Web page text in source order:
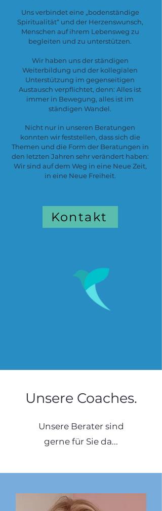
Uns verbindet eine „bodenständige
Spiritualität“ und der Herzenswunsch,
Menschen auf ihrem Lebensweg zu
begleiten und zu unterstützen.
Wir haben uns der ständigen
Weiterbildung und der kollegialen
Unterstützung im gegenseitigen
Austausch verpflichtet, denn: Alles ist
immer in Bewegung, alles ist im
ständigen Wandel.
Nicht nur in unseren Beratungen
konnten wir feststellen, dass sich die
Themen und die Form der Beratungen in
den letzten Jahren sehr verändert haben:
Wir sind auf dem Weg in eine Neue Zeit,
in eine Neue Freiheit.
Kontakt
Unsere Coaches.
Unsere Berater sind
gerne für Sie da...